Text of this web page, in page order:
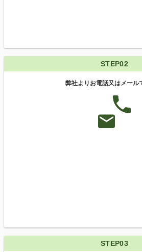
STEP02
弊社よりお電話又はメール
STEP03